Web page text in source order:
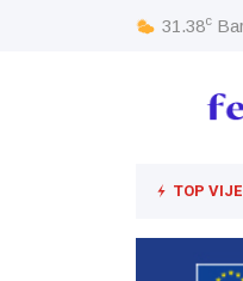
31.38c
TOP